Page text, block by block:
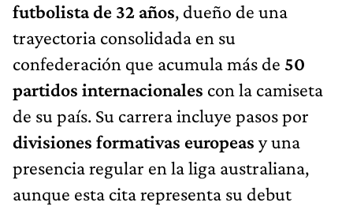
futbolista de 32 años, dueño de una
trayectoria consolidada en su
confederación que acumula más de 50
partidos internacionales con la camiseta
de su país. Su carrera incluye pasos por
divisiones formativas europeas y una
presencia regular en la liga australiana,
aunque esta cita representa su debut